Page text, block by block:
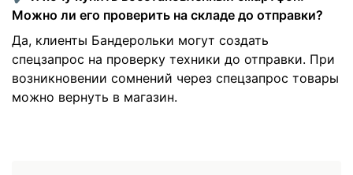
Можно ли его проверить на складе до отправки?
Да, клиенты Бандерольки могут создать
спецзапрос на проверку техники до отправки. При
возникновении сомнений через спецзапрос товары
можно вернуть в магазин.